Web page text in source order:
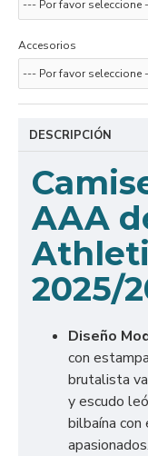
Accesorios
DESCRIPCIÓN
AAA
2025/
Diseño
con
brutalista
y escudo
bilbaína
apasionados.